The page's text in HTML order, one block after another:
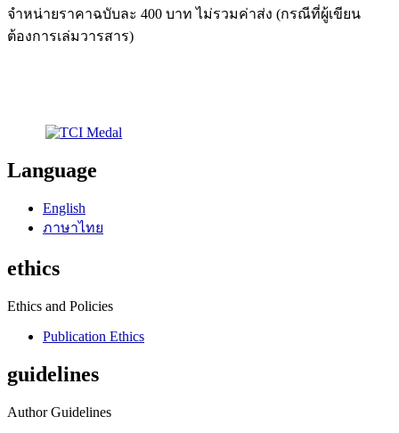
จำหน่ายราคาฉบับละ 400 บาท ไม่รวมค่าส่ง (กรณีที่ผู้เขียน
ต้องการเล่มวารสาร)
Language
English
ภาษาไทย
ethics
Ethics and Policies
Publication Ethics
guidelines
Author Guidelines